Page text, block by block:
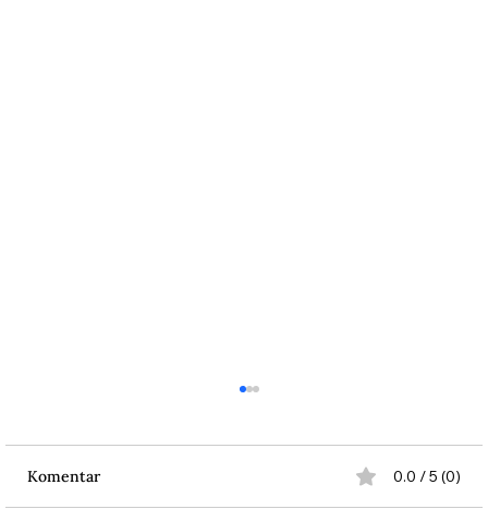
Komentar 0.0 / 5 (0)